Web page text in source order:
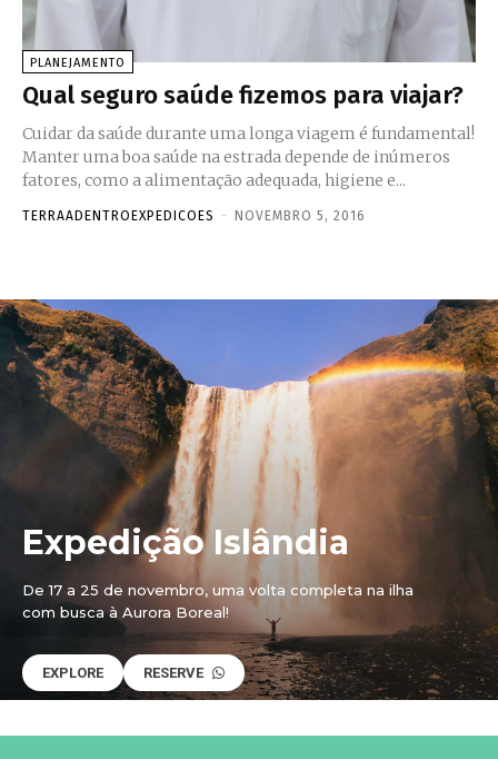
PLANEJAMENTO
Qual seguro saúde fizemos para viajar?
Cuidar da saúde durante uma longa viagem é fundamental!
Manter uma boa saúde na estrada depende de inúmeros
fatores, como a alimentação adequada, higiene e...
TERRAADENTROEXPEDICOES - NOVEMBRO 5, 2016
Expedição Islândia
De 17 a 25 de novembro, uma volta completa na ilha
com busca à Aurora Boreal!
EXPLORE RESERVE